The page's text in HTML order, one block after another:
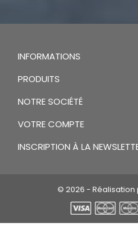
INFORMATIONS
PRODUITS
NOTRE SOCIÉTÉ
VOTRE COMPTE
INSCRIPTION À LA
© 2026 - Réalisation